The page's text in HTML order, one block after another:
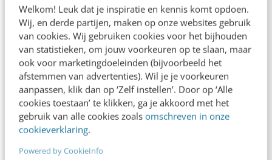
Welkom! Leuk dat je inspiratie en kennis komt opdoen.
Wij, en derde partijen, maken op onze websites gebruik
van cookies. Wij gebruiken cookies voor het bijhouden
van statistieken, om jouw voorkeuren op te slaan, maar
ook voor marketingdoeleinden (bijvoorbeeld het
afstemmen van advertenties). Wil je je voorkeuren
aanpassen, klik dan op ‘Zelf instellen’. Door op ‘Alle
cookies toestaan’ te klikken, ga je akkoord met het
gebruik van alle cookies zoals omschreven in onze
cookieverklaring.
Powered by CookieInfo
3. Choco-moes
Chocomel plaatste afgelopen maandag een
nieuw idee online op Instagram. Hierin stelde
de iconische internet-meme ‘Hide the pain
Harold’ een samenwerking met HAK voor.